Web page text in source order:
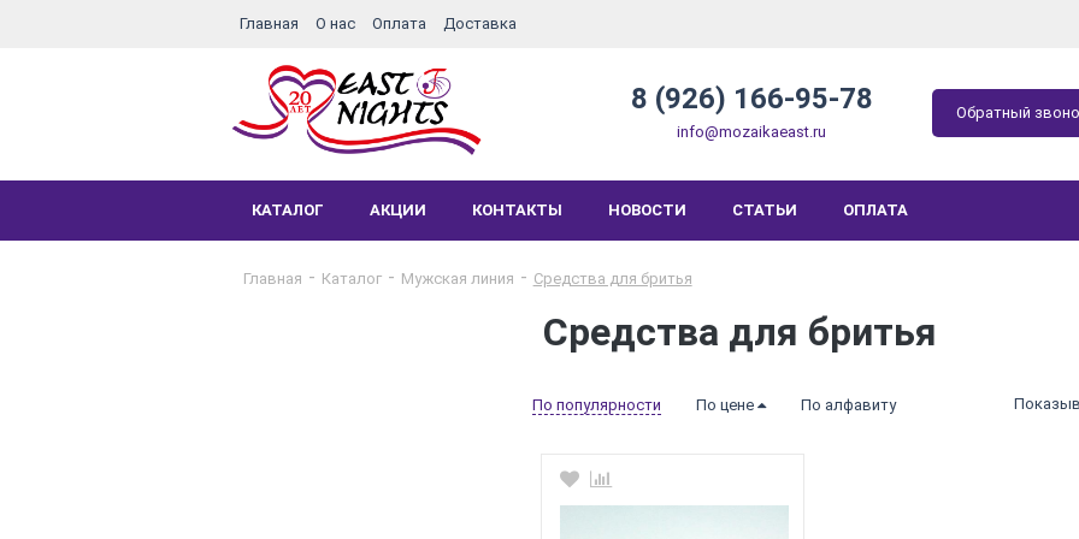
Главная О нас Оплата Доставка
8 (926) 166-95-78
info@mozaikaeast.ru
Обратный
КАТАЛОГ АКЦИИ КОНТАКТЫ НОВОСТИ СТАТЬИ ОПЛАТА
Главная Каталог Мужская линия Средства для бритья
Средства для бритья
По популярности По цене По алфавиту